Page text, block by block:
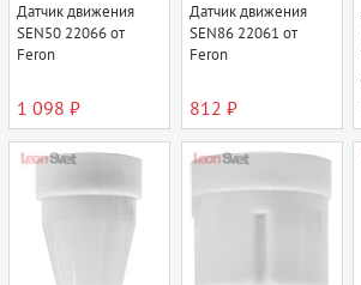
Датчик движения
SEN50 22066 от
Feron
1 098 ₽
Датчик движения
SEN86 22061 от
Feron
812 ₽